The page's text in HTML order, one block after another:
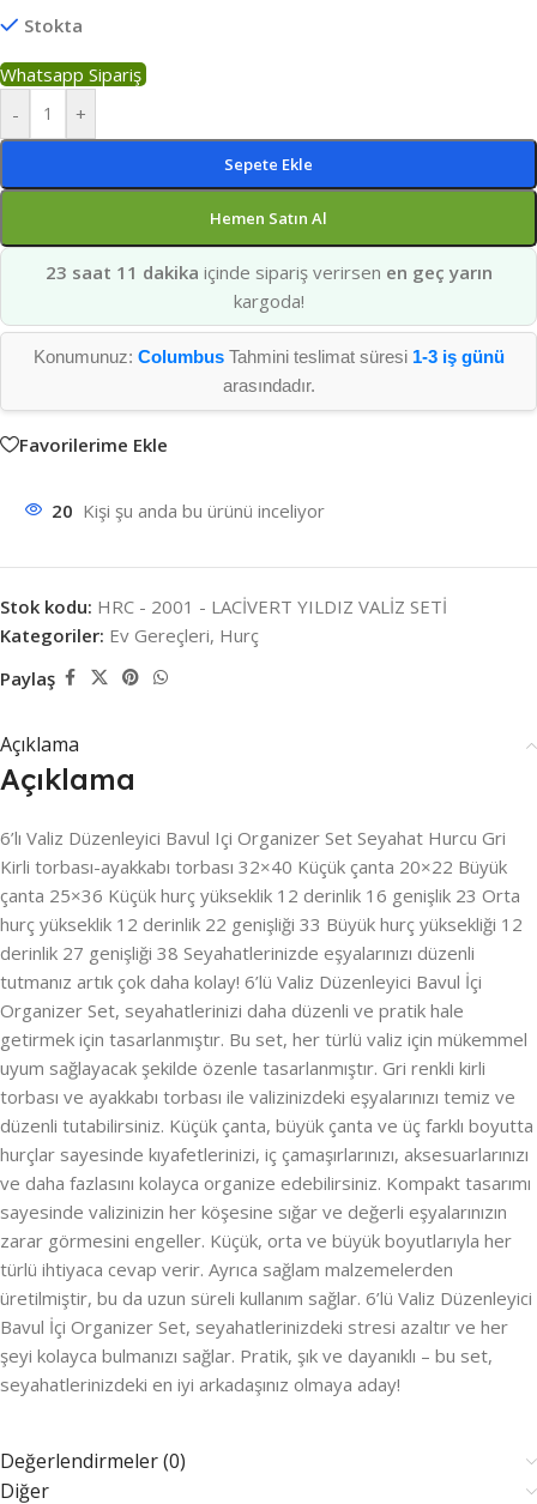
Stokta
Whatsapp Sipariş
-
+
Sepete Ekle
Hemen Satın Al
23 saat 11 dakika içinde sipariş verirsen en geç yarın
kargoda!
Konumunuz: ColumbusTahmini teslimat süresi 1-3 iş günü
arasındadır.
Favorilerime Ekle
20 Kişi şu anda bu ürünü inceliyor
Stok kodu: HRC - 2001 - LACİVERT YILDIZ VALİZ SETİ
Kategoriler: Ev Gereçleri, Hurç
Paylaş
Açıklama
Açıklama
6’lı Valiz Düzenleyici Bavul Içi Organizer Set Seyahat Hurcu Gri
Kirli torbası-ayakkabı torbası 32×40 Küçük çanta 20×22 Büyük
çanta 25×36 Küçük hurç yükseklik 12 derinlik 16 genişlik 23 Orta
hurç yükseklik 12 derinlik 22 genişliği 33 Büyük hurç yüksekliği 12
derinlik 27 genişliği 38 Seyahatlerinizde eşyalarınızı düzenli
tutmanız artık çok daha kolay! 6’lü Valiz Düzenleyici Bavul İçi
Organizer Set, seyahatlerinizi daha düzenli ve pratik hale
getirmek için tasarlanmıştır. Bu set, her türlü valiz için mükemmel
uyum sağlayacak şekilde özenle tasarlanmıştır. Gri renkli kirli
torbası ve ayakkabı torbası ile valizinizdeki eşyalarınızı temiz ve
düzenli tutabilirsiniz. Küçük çanta, büyük çanta ve üç farklı boyutta
hurçlar sayesinde kıyafetlerinizi, iç çamaşırlarınızı, aksesuarlarınızı
ve daha fazlasını kolayca organize edebilirsiniz. Kompakt tasarımı
sayesinde valizinizin her köşesine sığar ve değerli eşyalarınızın
zarar görmesini engeller. Küçük, orta ve büyük boyutlarıyla her
türlü ihtiyaca cevap verir. Ayrıca sağlam malzemelerden
üretilmiştir, bu da uzun süreli kullanım sağlar. 6’lü Valiz Düzenleyici
Bavul İçi Organizer Set, seyahatlerinizdeki stresi azaltır ve her
şeyi kolayca bulmanızı sağlar. Pratik, şık ve dayanıklı – bu set,
seyahatlerinizdeki en iyi arkadaşınız olmaya aday!
Değerlendirmeler (0)
Diğer